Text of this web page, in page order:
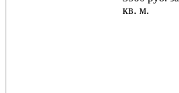
кв. м.